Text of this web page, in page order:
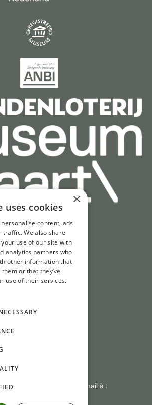
réponse : envoyez un e-mail à :
×
uses cookies
content, ads
traffic. We also share
use of our site with
analytics partners who
other information that
or that they’ve
use of their services.